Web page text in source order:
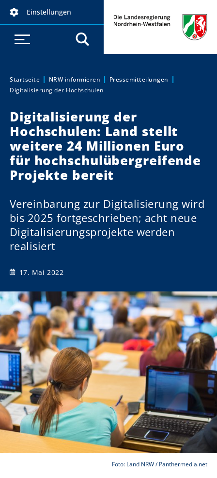
Einstellungen
Sie sind hier:
Startseite NRW informieren
Pressemitteilungen
Digitalisierung der Hochschulen
Digitalisierung der
Hochschulen: Land stellt
weitere 24 Millionen Euro
für hochschulübergreifende
Projekte bereit
Vereinbarung zur Digitalisierung wird
bis 2025 fortgeschrieben; acht neue
Digitalisierungsprojekte werden
realisiert
17. Mai 2022
Foto: Land NRW / Panthermedia.net